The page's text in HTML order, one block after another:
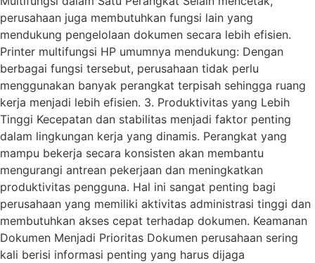
perusahaan juga membutuhkan fungsi lain yang
mendukung pengelolaan dokumen secara lebih efisien.
Printer multifungsi HP umumnya mendukung: Dengan
berbagai fungsi tersebut, perusahaan tidak perlu
menggunakan banyak perangkat terpisah sehingga ruang
kerja menjadi lebih efisien. 3. Produktivitas yang Lebih
Tinggi Kecepatan dan stabilitas menjadi faktor penting
dalam lingkungan kerja yang dinamis. Perangkat yang
mampu bekerja secara konsisten akan membantu
mengurangi antrean pekerjaan dan meningkatkan
produktivitas pengguna. Hal ini sangat penting bagi
perusahaan yang memiliki aktivitas administrasi tinggi dan
membutuhkan akses cepat terhadap dokumen. Keamanan
Dokumen Menjadi Prioritas Dokumen perusahaan sering
kali berisi informasi penting yang harus dijaga